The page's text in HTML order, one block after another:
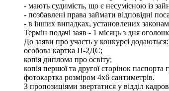
- мають судимість, що є несумісною із
- позбавлені права займати відповідні
- в інших випадках, установлених
Термін подачі заяв - 1 місяць з дня
До заяви про участь у конкурсі додаються:
особова картка П-2ДС;
копія диплома про освіту;
копія першої та другої сторінок
фотокартка розміром 4х6 сантиметрів.
З пропозиціями звертатися у відділ